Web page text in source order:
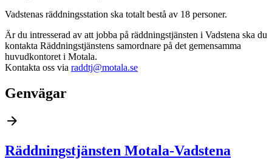
Vadstenas räddningsstation ska totalt bestå av 18 personer.
Är du intresserad av att jobba på räddningstjänsten i Vadstena ska du
kontakta Räddningstjänstens samordnare på det gemensamma
huvudkontoret i Motala.
Kontakta oss via raddtj@motala.se
Genvägar
Räddningstjänsten Motala-Vadstena